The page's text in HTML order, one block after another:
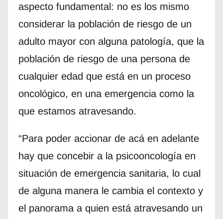
aspecto fundamental: no es los mismo
considerar la población de riesgo de un
adulto mayor con alguna patología, que la
población de riesgo de una persona de
cualquier edad que está en un proceso
oncológico, en una emergencia como la
que estamos atravesando.
“Para poder accionar de acá en adelante
hay que concebir a la psicooncología en
situación de emergencia sanitaria, lo cual
de alguna manera le cambia el contexto y
el panorama a quien está atravesando un